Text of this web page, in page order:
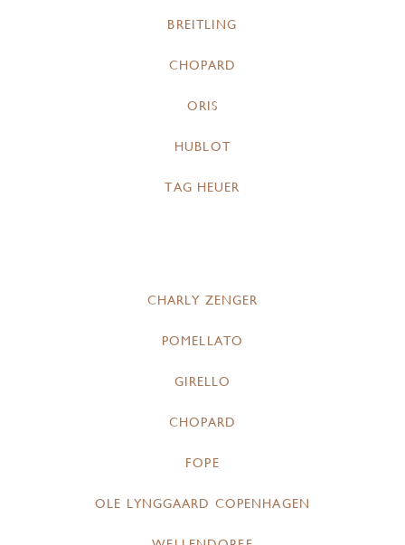
BREITLING
CHOPARD
ORIS
HUBLOT
TAG HEUER
CHARLY ZENGER
POMELLATO
GIRELLO
CHOPARD
FOPE
OLE LYNGGAARD COPENHAGEN